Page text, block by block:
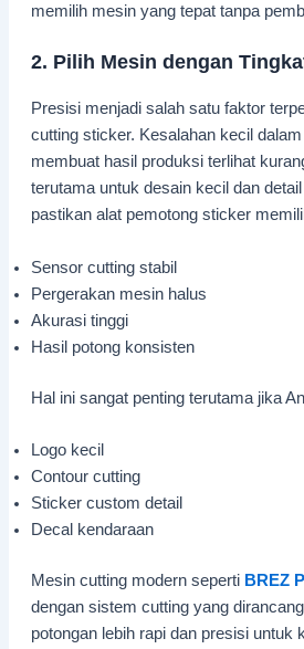
memilih mesin yang tepat tanpa
2. Pilih Mesin dengan
Presisi menjadi salah satu faktor
cutting sticker. Kesalahan kecil
membuat hasil produksi terlihat
terutama untuk desain kecil dan
pastikan alat pemotong sticker
Sensor cutting stabil
Pergerakan mesin halus
Akurasi tinggi
Hasil potong konsisten
Hal ini sangat penting terutama jika
Logo kecil
Contour cutting
Sticker custom detail
Decal kendaraan
Mesin cutting modern seperti BREZ
dengan sistem cutting yang
potongan lebih rapi dan presisi untuk